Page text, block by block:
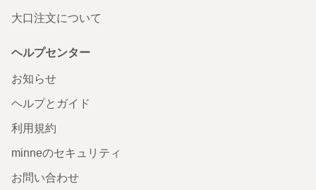
大口注文について
ヘルプセンター
お知らせ
ヘルプとガイド
利用規約
minneのセキュリティ
お問い合わせ